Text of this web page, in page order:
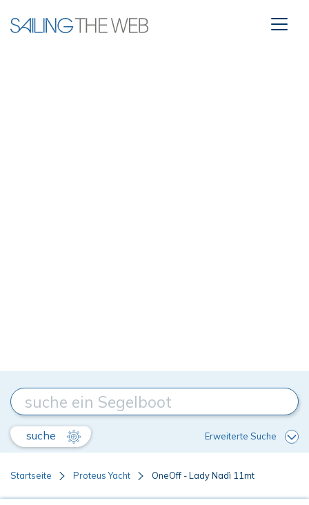
suche Erweiterte Suche
Startseite Proteus Yacht OneOff - Lady Nadì 11mt